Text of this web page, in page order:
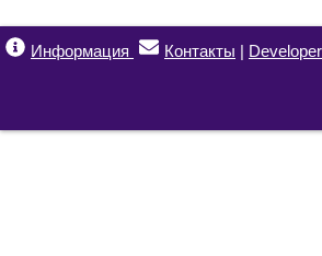
Информация Контакты |